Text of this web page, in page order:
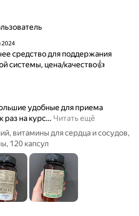
2024
средство для поддержания
системы, цена/качество👍
удобные для приема
раз на курс… Читать ещё
витамины для сердца и сосудов,
120 капсул